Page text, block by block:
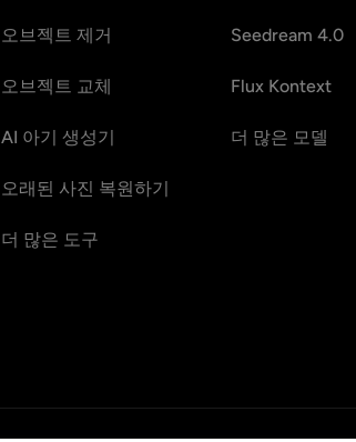
오브젝트 제거
오브젝트 교체
AI 아기 생성기
오래된 사진 복원하기
더 많은 도구
Seedream 4.0
Flux Kontext
더 많은 모델